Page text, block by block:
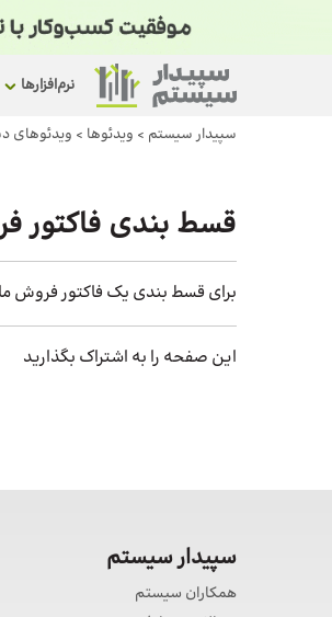
نرم‌افزارها
سپیدار سیستم > ویدئوها > ویدئوهای
قسط بندی فاکتور
برای قسط بندی یک فاکتور فروش
این صفحه را به اشتراک بگذارید
سپیدار سیستم
همکاران سیستم